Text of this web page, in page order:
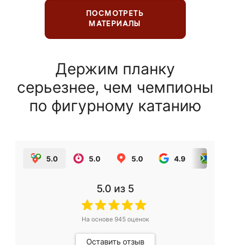
ПОСМОТРЕТЬ
МАТЕРИАЛЫ
Держим планку
серьезнее, чем чемпионы
по фигурному катанию
5.0 5.0 5.0 4.9
5.0 из 5
На основе 945оценок
Оставить отзыв